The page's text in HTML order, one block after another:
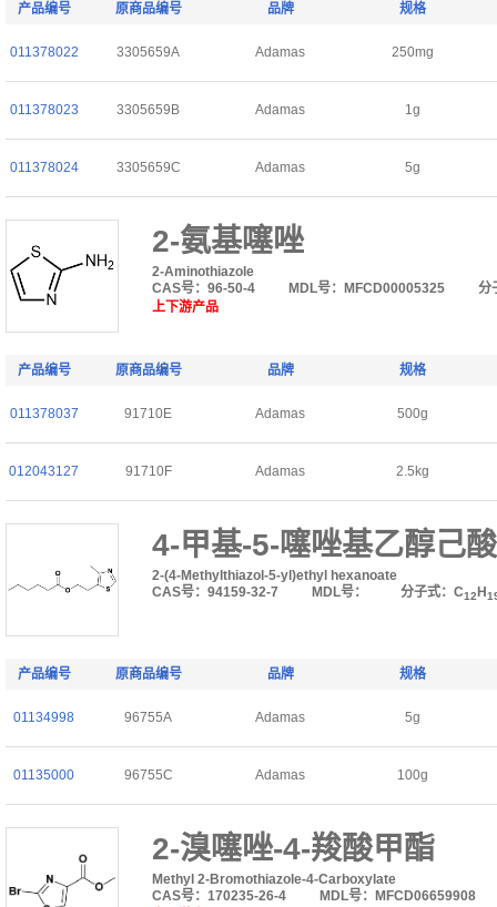
产品编号 原商品编号 品牌 规格
011378022 3305659A Adamas 250mg
011378023 3305659B Adamas 1g
011378024 3305659C Adamas 5g
2-氨基噻唑
2-Aminothiazole
CAS号：96-50-4
MDL号：MFCD00005325
分
上下游产品
产品编号 原商品编号 品牌 规格
011378037 91710E Adamas 500g
012043127 91710F Adamas 2.5kg
4-甲基-5-噻唑基乙醇己
2-(4-Methylthiazol-5-yl)ethyl hexanoate
CAS号：94159-32-7
MDL号： 分子式：C12 H
产品编号 原商品编号 品牌 规格
01134998 96755A Adamas 5g
01135000 96755C Adamas 100g
2-溴噻唑-4-羧酸甲酯
Methyl 2-Bromothiazole-4-Carboxylate
CAS号：170235-26-4
MDL号：MFCD06659908